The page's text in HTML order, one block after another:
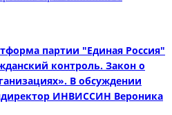
партии "Единая Россия"
контроль. Закон о
В обсуждении
ИНВИССИН Вероника